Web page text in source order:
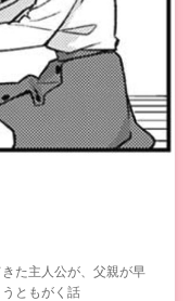
た主人公が、父親が早
ともがく話